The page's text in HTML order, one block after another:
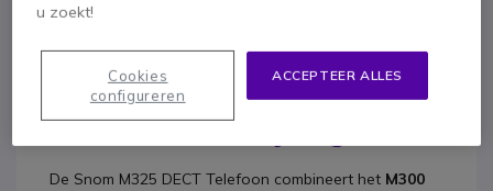
Productbeschrijving
De Snom M325 DECT Telefoon combineert het M300
u zoekt!
ACCEPTEER ALLES
Cookies
configureren